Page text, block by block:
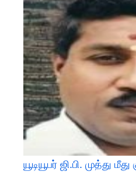
யூடியூபர் ஜி.பி. முத்து